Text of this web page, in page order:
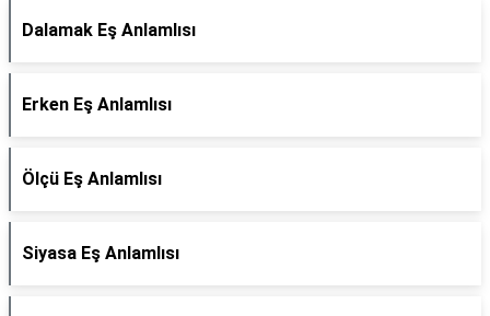
Dalamak Eş Anlamlısı
Erken Eş Anlamlısı
Ölçü Eş Anlamlısı
Siyasa Eş Anlamlısı